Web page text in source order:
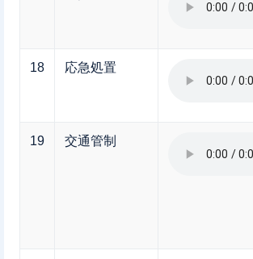
18 応急処置
19 交通管制